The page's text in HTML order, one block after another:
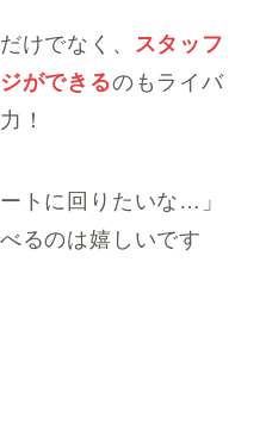
けでなく、
スタッフ
ができるのもライバ
！
トに回りたいな…」
るのは嬉しいです